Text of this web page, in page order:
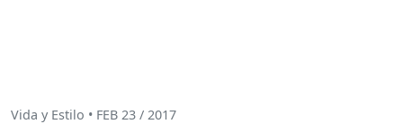
Vida y Estilo • FEB 23 / 2017